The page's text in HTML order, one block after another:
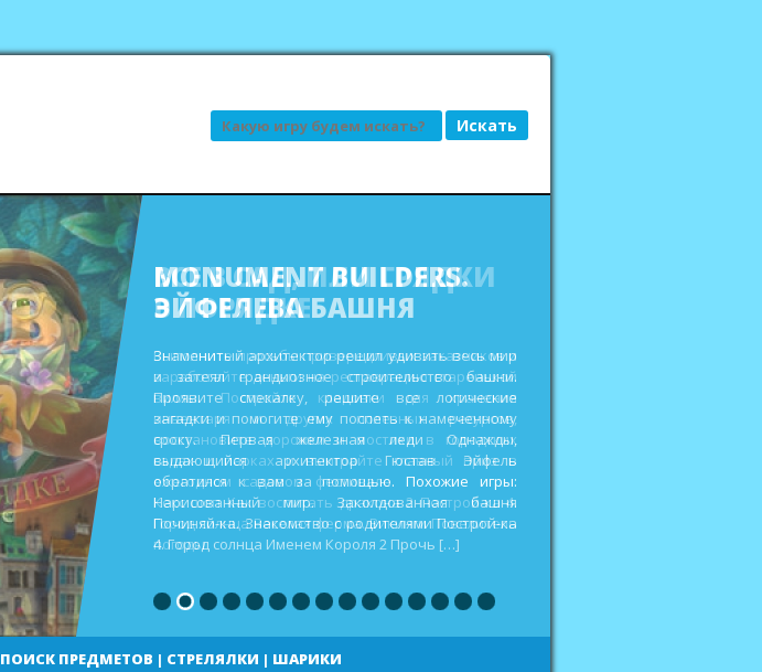
Поиск
ВСЕ В САД, ИЛИ ГРЯДКИ
В ПОРЯДКЕ
Выполните просьбы привередливых заказчиков и
заработайте деньги на реставрацию старенькой
виллы. Постройте кладовки для хранения
инвентаря и других полезных ресурсов,
восстановите дорожки и мостики в городских
садах и парках и выиграйте главный приз в
ежегодном садовом фестивале. Похожие игры:
Кекс шоп Как воспитать дракона 2 Построй-ка 4.
Город солнца Веселая ферма. Викинги Повелитель
погоды
ПОИСК ПРЕДМЕТОВ | СТРЕЛЯЛКИ | ШАРИКИ